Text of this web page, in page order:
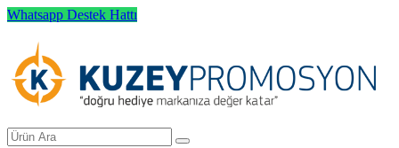
Whatsapp Destek Hattı